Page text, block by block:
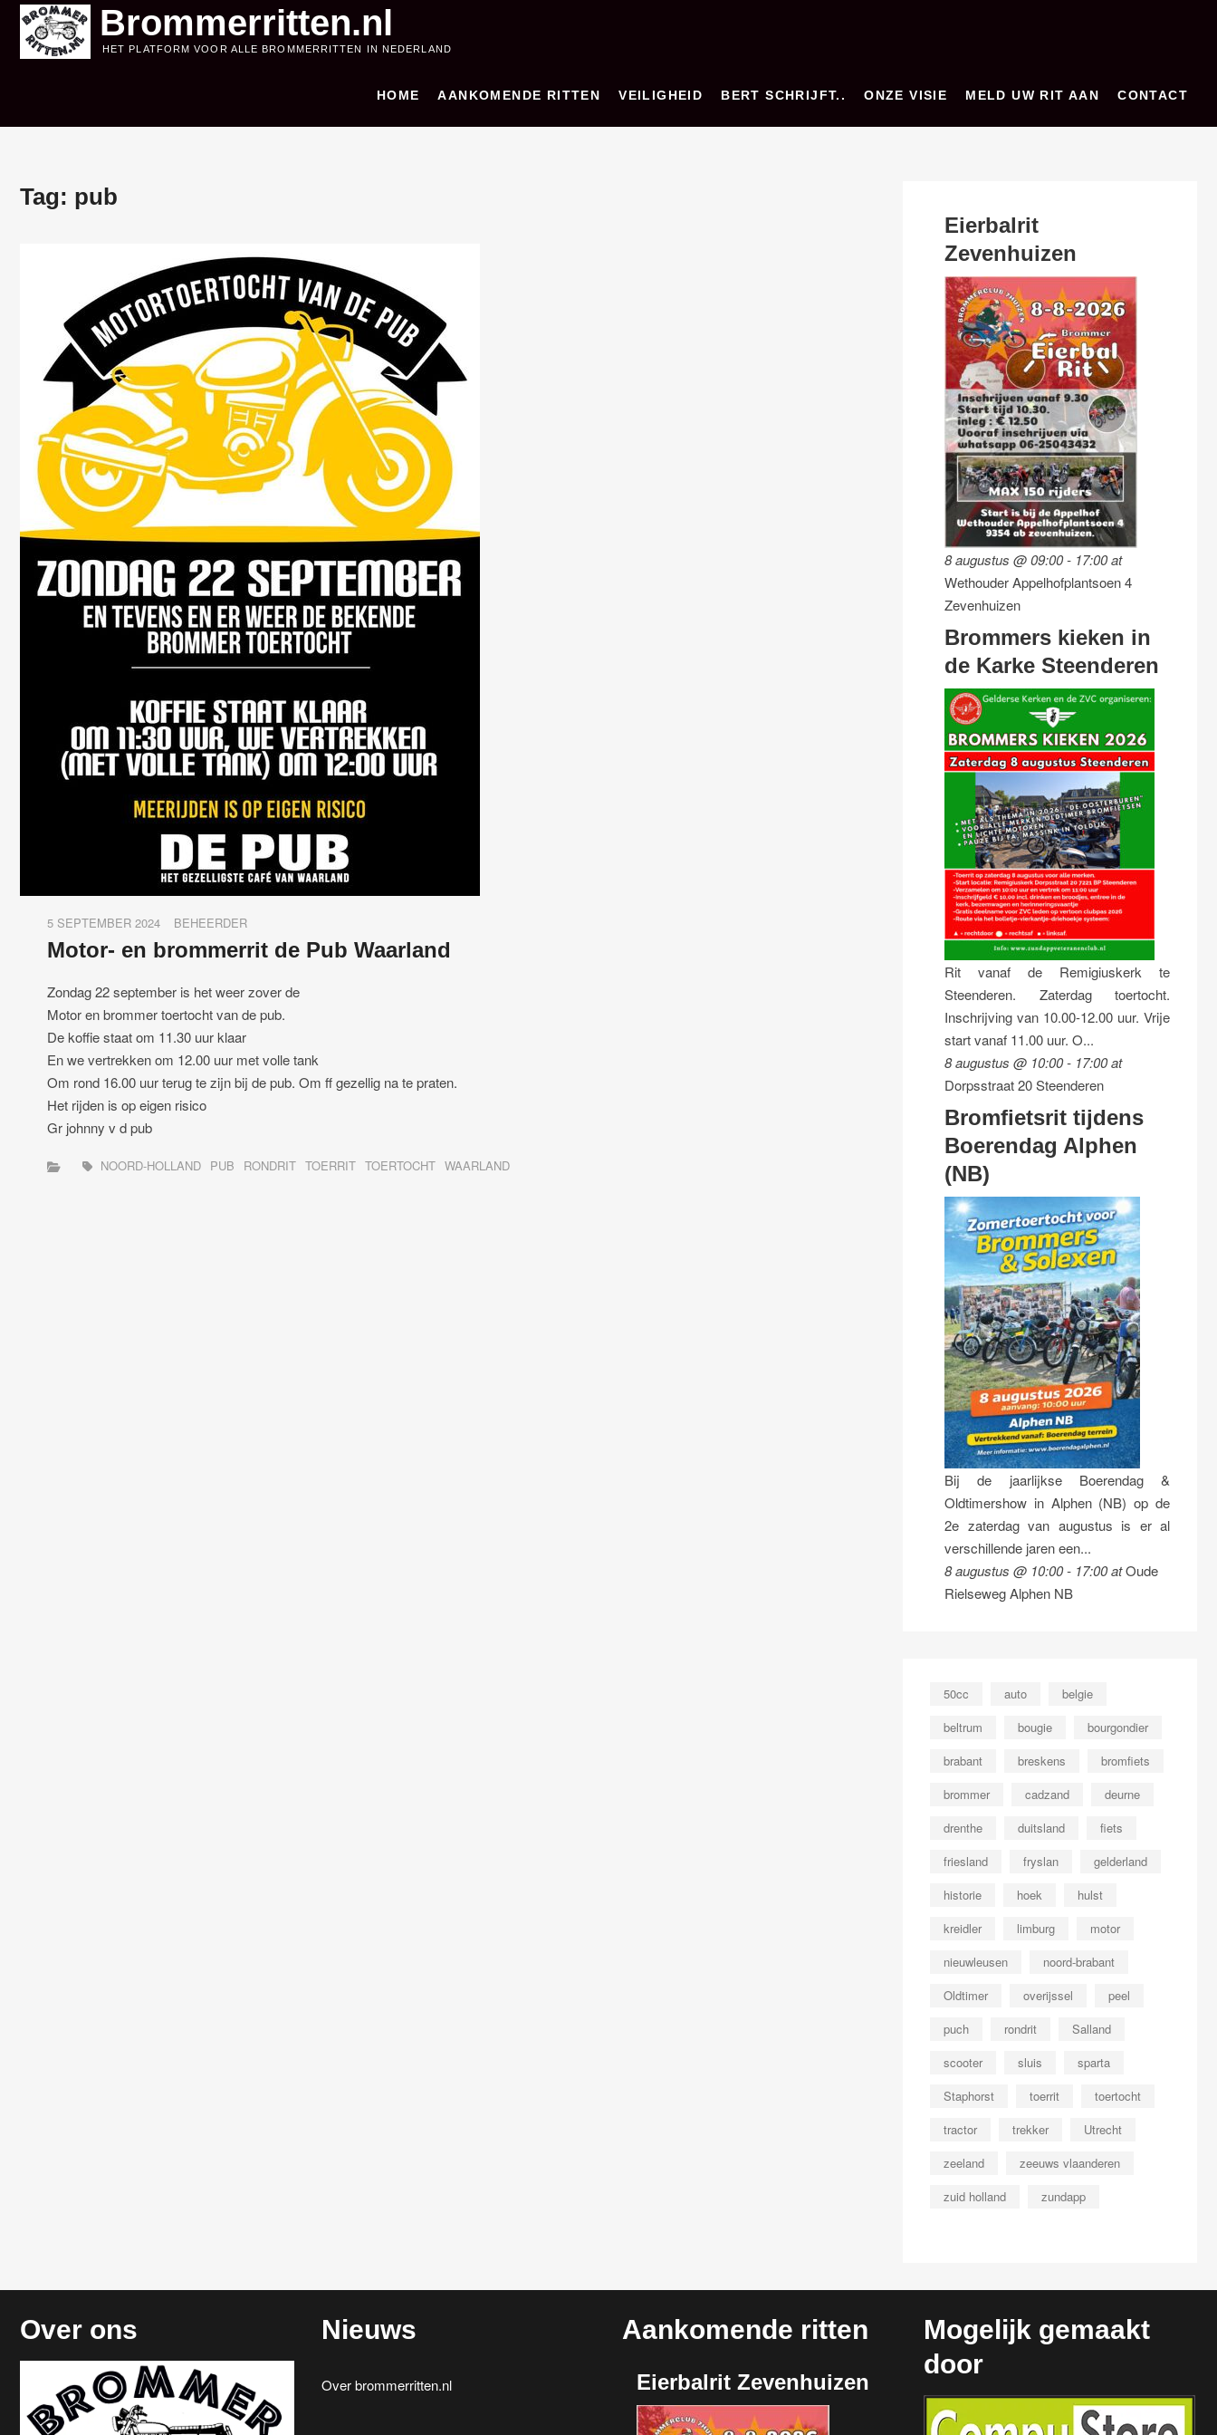
Skip
content
Brommerritten.nl
HET PLATFORM VOOR ALLE BROMMERRITTEN IN NEDERLAND
HOME AANKOMENDE RITTEN VEILIGHEID BERT SCHRIJFT.. ONZE VISIE MELD UW RIT AAN CONTACT
Tag: pub
5 SEPTEMBER 2024 BEHEERDER
Motor- en brommerrit de Pub Waarland
Zondag 22 september is het weer zover de
Motor en brommer toertocht van de pub.
De koffie staat om 11.30 uur klaar
En we vertrekken om 12.00 uur met volle tank
Om rond 16.00 uur terug te zijn bij de pub. Om ff gezellig na te praten.
Het rijden is op eigen risico
Gr johnny v d pub
NOORD-HOLLAND PUB RONDRIT TOERRIT TOERTOCHT WAARLAND
Eierbalrit
Zevenhuizen
8 augustus @ 09:00- 17:00at
Wethouder Appelhofplantsoen 4
Zevenhuizen
Brommers kieken in
de Karke Steenderen
Rit vanaf de Remigiuskerk te
Steenderen. Zaterdag toertocht.
Inschrijving van 10.00-12.00 uur. Vrije
start vanaf 11.00 uur. O...
8 augustus @ 10:00- 17:00at
Dorpsstraat 20 Steenderen
Bromfietsrit tijdens
Boerendag Alphen
(NB)
Bij de jaarlijkse Boerendag &
Oldtimershow in Alphen (NB) op de
2e zaterdag van augustus is er al
verschillende jaren een...
8 augustus @ 10:00- 17:00atOude
Rielseweg Alphen NB
50cc auto
belgie
beltrum
bougie
bourgondier
brabant
breskens
bromfiets
brommer
cadzand
deurne
drenthe
duitsland
fiets
friesland
fryslan
gelderland
historie
hoek
hulst
kreidler
limburg
motor
nieuwleusen
noord-brabant
Oldtimer
overijssel
peel
puch
rondrit
Salland
scooter
sluis
sparta
Staphorst
toerrit
toertocht
tractor
trekker
Utrecht
zeeland
zeeuws vlaanderen
zuid holland
zundapp
Over ons Nieuws
Over brommerritten.nl
Aankomende ritten
Eierbalrit Zevenhuizen
Mogelijk gemaakt
door